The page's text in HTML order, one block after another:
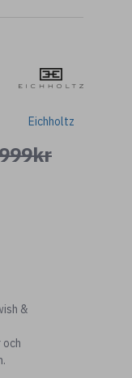
Eichholtz
&